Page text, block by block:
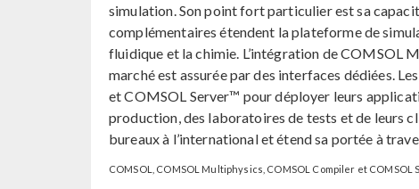
simulation. Son point fort particulier est sa
complémentaires étendent la plateforme de
fluidique et la chimie. L’intégration de COMSOL
marché est assurée par des interfaces dédiées.
et COMSOL Server™ pour déployer leurs
production, des laboratoires de tests et de leurs
bureaux à l’international et étend sa portée à
COMSOL, COMSOL Multiphysics, COMSOL Compiler et